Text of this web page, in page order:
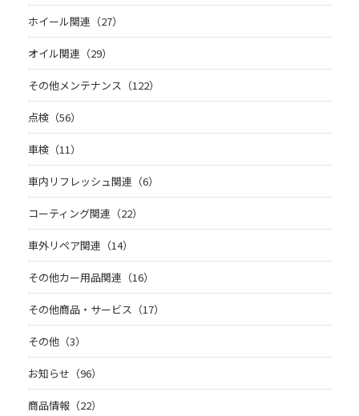
ホイール関連（27）
オイル関連（29）
その他メンテナンス（122）
点検（56）
車検（11）
車内リフレッシュ関連（6）
コーティング関連（22）
車外リペア関連（14）
その他カー用品関連（16）
その他商品・サービス（17）
その他（3）
お知らせ（96）
商品情報（22）